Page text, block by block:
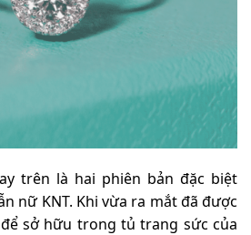
trên là hai phiên bản đặc biệt
nữ KNT. Khi vừa ra mắt đã được
sở hữu trong tủ trang sức của